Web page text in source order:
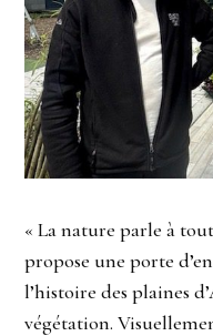
« La nature parle à
propose une porte
l’histoire des plaines
végétation.